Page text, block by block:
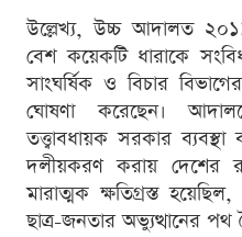
উল্লেখ্য, উচ্চ আদালত
বেশ কয়েকটি ধারাকে
সাংঘর্ষিক ও বিচার
ঘোষণা করেছেন।
তত্ত্বাবধায়ক সরকার ব্যবস্থা
দলীয়করণ করায় দেশের
মারাত্মক ক্ষতিগ্রস্ত
ছাত্র-জনতার অভ্যুত্থানের পথ